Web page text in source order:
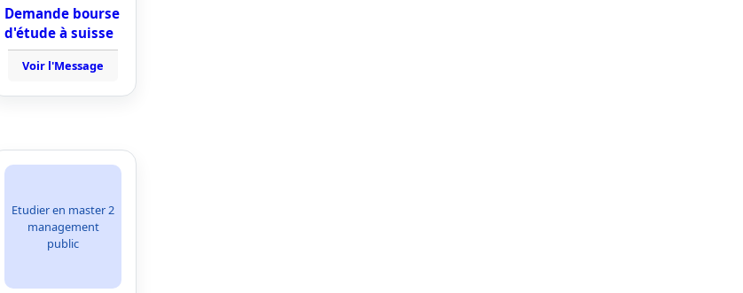
Demande bourse
d'étude à suisse
Voir l'Message
Etudier en master 2
management
public